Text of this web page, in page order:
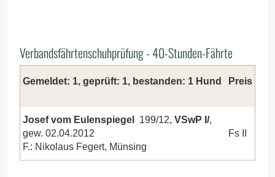
Verbandsfährtenschuhprüfung - 40-Stunden-Fährte
Gemeldet: 1, geprüft: 1, bestanden: 1 Hund Preis
Josef vom Eulenspiegel 199/12, VSwP I/,
gew. 02.04.2012
F.: Nikolaus Fegert, Münsing
Fs II